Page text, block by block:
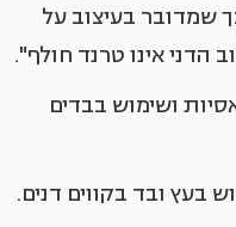
שמדובר בעיצוב על
הדני אינו טרנד חולף".
ושימוש בבדים
בעץ ובד בקווים דנים.